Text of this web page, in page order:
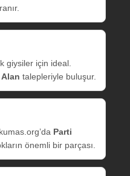
giysiler için ideal.
talepleriyle buluşur.
Parti
önemli bir parçası.